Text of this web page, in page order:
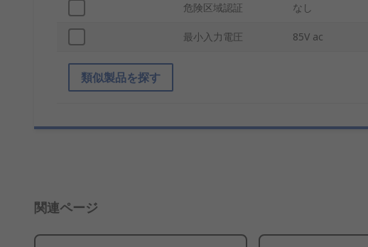
危険区域認証 なし
最小入力電圧 85V ac
類似製品を探す
関連ページ